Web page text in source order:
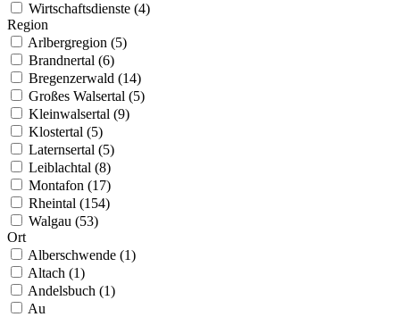
Wirtschaftsdienste (4)
Region
Arlbergregion (5)
Brandnertal (6)
Bregenzerwald (14)
Großes Walsertal (5)
Kleinwalsertal (9)
Klostertal (5)
Laternsertal (5)
Leiblachtal (8)
Montafon (17)
Rheintal (154)
Walgau (53)
Ort
Alberschwende (1)
Altach (1)
Andelsbuch (1)
Au